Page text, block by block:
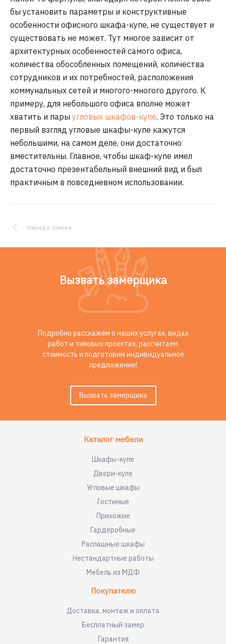
бы установить параметры и конструктивные
особенности офисного шкафа-купе, не существует и
существовать не может. Тут многое зависит от
архитектурных особенностей самого офиса,
количества обособленных помещений, количества
сотрудников и их потребностей, расположения
коммунальных сетей и многого-многого другого. К
примеру, для небольшого офиса вполне может
хватить и пары угловых шкафов-купе. Это только на
первый взгляд угловые шкафы-купе кажутся
небольшими, на самом деле, они достаточно
вместительны. Главное, чтобы шкаф-купе имел
достаточно презентабельный внешний вид и был
практичным в повседневном использовании.
Назад к списку
Вызвать замерщика
Подробно расскажем о наших услугах, видах
работ и типовых проектах, рассчитаем
стоимость и подготовим индивидуальное
предложение!
Вызвать замерщика
Каталог мебели
Шкафы-купе
Двери-купе
Угловые шкафы
Гостиные
Прихожие
Гардеробные
Распашные шкафы
Нестандартные работы
Мебель из МДФ
Покупателю
Доставка, монтаж и оплата
Бесплатный замер
Гарантия